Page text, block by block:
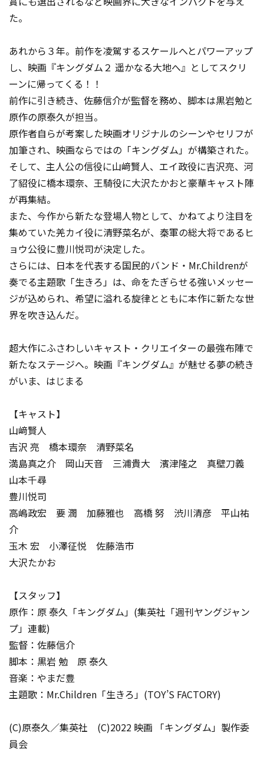
た。
あれから３年。前作を凌駕するスケールへとパワーアップ
し、映画『キングダム２ 遥かなる大地へ』としてスクリ
ーンに帰ってくる！！
前作に引き続き、佐藤信介が監督を務め、脚本は黒岩勉と
原作の原泰久が担当。
原作者自らが考案した映画オリジナルのシーンやセリフが
加筆され、映画ならではの「キングダム」が構築された。
そして、主人公の信役に山﨑賢人、エイ政役に吉沢亮、河
了貂役に橋本環奈、王騎役に大沢たかおと豪華キャスト陣
が再集結。
また、今作から新たな登場人物として、かねてより注目を
集めていた羌カイ役に清野菜名が、秦軍の総大将であるヒ
ョウ公役に豊川悦司が決定した。
さらには、日本を代表する国民的バンド・Mr.Childrenが
奏でる主題歌「生きろ」は、命をたぎらせる強いメッセー
ジが込められ、希望に溢れる旋律とともに本作に新たな世
界を吹き込んだ。
超大作にふさわしいキャスト・クリエイターの最強布陣で
新たなステージへ。映画『キングダム』が魅せる夢の続き
がいま、はじまる――
【キャスト】
山﨑賢人
吉沢 亮 橋本環奈 清野菜名
満島真之介 岡山天音 三浦貴大 濱津隆之 真壁刀義
山本千尋
豊川悦司
高嶋政宏 要 潤 加藤雅也 高橋 努 渋川清彦 平山祐
介
玉木 宏 小澤征悦 佐藤浩市
大沢たかお
【スタッフ】
原作：原 泰久「キングダム」(集英社「週刊ヤングジャン
プ」連載)
監督：佐藤信介
脚本：黒岩 勉 原 泰久
音楽：やまだ豊
主題歌：Mr.Children「生きろ」(TOY’S FACTORY)
(C)原泰久／集英社 (C)2022 映画 「キングダム」製作委
員会